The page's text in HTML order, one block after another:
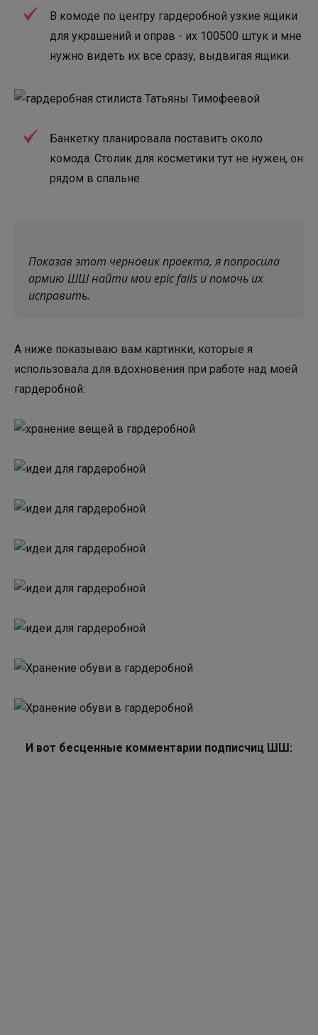
В комоде по центру гардеробной узкие ящики
для украшений и оправ - их 100500 штук и мне
нужно видеть их все сразу, выдвигая ящики.
Банкетку планировала поставить около
комода. Столик для косметики тут не нужен, он
рядом в спальне.
Показав этот черновик проекта, я попросила
армию ШШ найти мои epic fails и помочь их
исправить.
А ниже показываю вам картинки, которые я
использовала для вдохновения при работе над моей
гардеробной:
И вот бесценные комментарии подписчиц ШШ: